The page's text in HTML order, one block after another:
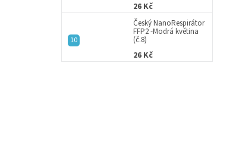
26 Kč
Český NanoRespirátor
FFP2 -Modrá květina
(č.8)
26 Kč